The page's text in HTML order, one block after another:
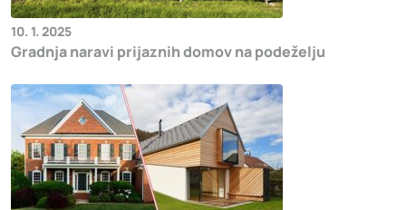
10. 1. 2025
Gradnja naravi prijaznih domov na podeželju